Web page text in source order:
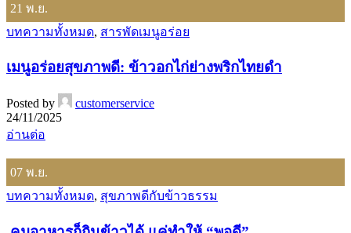
21 พ.ย.
บทความทั้งหมด, สารพัดเมนูอร่อย
เมนูอร่อยสุขภาพดี: ข้าวอกไก่ย่างพริกไทยดำ
Posted by
customerservice
24/11/2025
อ่านต่อ
07 พ.ย.
บทความทั้งหมด, สุขภาพดีกับข้าวธรรม